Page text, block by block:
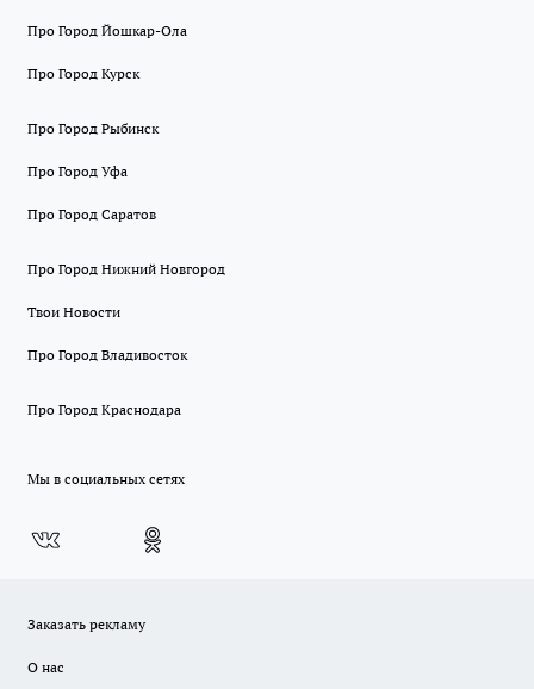
Про Город Йошкар-Ола
Про Город Курск
Про Город Рыбинск
Про Город Уфа
Про Город Саратов
Про Город Нижний Новгород
Твои Новости
Про Город Владивосток
Про Город Краснодара
Мы в социальных сетях
Заказать рекламу
О нас